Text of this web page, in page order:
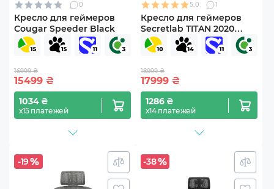
0
Кресло для геймеров
Cougar Speeder Black
16999 ₴
15499 ₴
1034 ₴
х15 платежей
5.0 1
Кресло для геймеров
Secretlab TITAN 2020
Prime 2.0 PU Leather
Gaming Ash (TT20-PU-
18999 ₴
17999 ₴
1286 ₴
х14 платежей
-19 -38